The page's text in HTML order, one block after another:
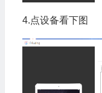
4.点设备看下图